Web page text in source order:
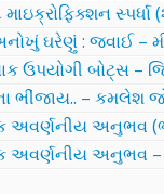
માઇક્રોફિક્શન સ્પર્ધા
ઘરેણું : જવાઈ –
ઉપયોગી બોટ્સ –
ભીંજાય.. – કમલેશ
અવર્ણનીય અનુભવ
અવર્ણનીય અનુભવ –